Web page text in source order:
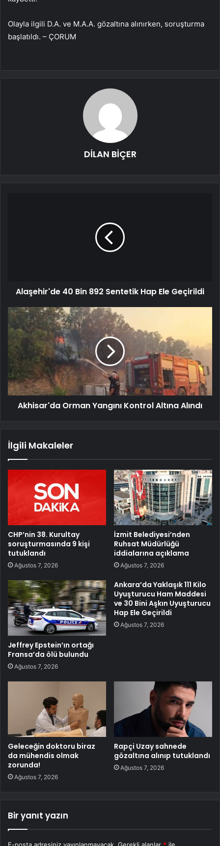
Olayla ilgili D.A. ve M.A.A. gözaltına alınırken, soruşturma
başlatıldı. – ÇORUM
DİLAN BİÇER
Alaşehir'de 40 Bin 892 Sentetik Hap Ele Geçirildi
Akhisar'da Orman Yangını Kontrol Altına Alındı
İlgili Makaleler
CHP’nin 38. Kurultay
soruşturmasında 9 kişi
tutuklandı
Ağustos 7, 2026
İzmit Belediyesi’nden
Ruhsat Müdürlüğü
iddialarına açıklama
Ağustos 7, 2026
Jeffrey Epstein’ın ortağı
Fransa’da ölü bulundu
Ağustos 7, 2026
Ankara’da Yaklaşık 111 Kilo
Uyuşturucu Ham Maddesi
ve 30 Bini Aşkın Uyuşturucu
Hap Ele Geçirildi
Ağustos 7, 2026
Geleceğin doktoru biraz
da mühendis olmak
zorunda!
Ağustos 7, 2026
Rapçi Uzay sahnede
gözaltına alınıp tutuklandı
Ağustos 7, 2026
Bir yanıt yazın
E-posta adresiniz yayınlanmayacak. Gerekli alanlar * ile